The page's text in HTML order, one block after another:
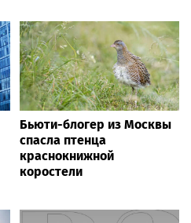
Бьюти-блогер из Москвы
спасла птенца
краснокнижной
коростели